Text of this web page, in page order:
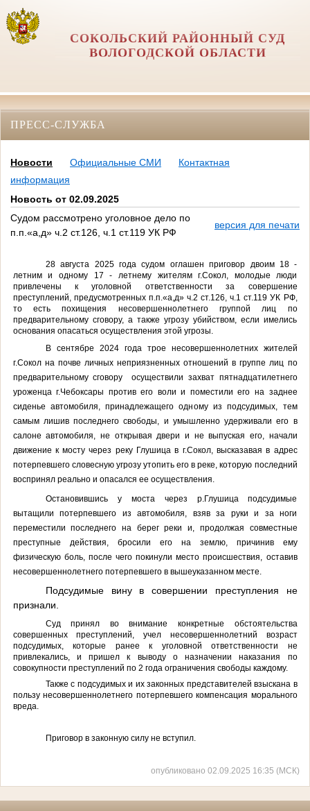
СОКОЛЬСКИЙ РАЙОННЫЙ СУД
ВОЛОГОДСКОЙ ОБЛАСТИ
ПРЕСС-СЛУЖБА
Новости Официальные СМИ
Контактная
информация
Новость от 02.09.2025
Судом рассмотрено уголовное дело по
п.п.«а,д» ч.2 ст.126, ч.1 ст.119 УК РФ
версия для печати
28 августа 2025 года судом оглашен приговор двоим 18 -
летним и одному 17 - летнему жителям г.Сокол, молодые люди
привлечены к уголовной ответственности за совершение
преступлений, предусмотренных п.п.«а,д» ч.2 ст.126, ч.1 ст.119 УК РФ,
то естьпохищения несовершеннолетнего группой лиц по
предварительному сговору, а также угрозу убийством, если имелись
основания опасаться осуществления этой угрозы.
В сентябре 2024 года трое несовершеннолетних жителей
г.Сокол на почве личных неприязненных отношений в группе лиц по
предварительному сговору осуществили захват пятнадцатилетнего
уроженца г.Чебоксары против его воли и поместили его на заднее
сиденье автомобиля, принадлежащего одному из подсудимых, тем
самым лишив последнего свободы, и умышленно удерживали его в
салоне автомобиля, не открывая двери и не выпуская его, начали
движение к мосту через реку Глушица в г.Сокол, высказавая в адрес
потерпевшего словесную угрозу утопить его в реке, которую последний
воспринял реально и опасался ее осуществления.
Остановившись у моста через р.Глушица подсудимые
вытащили потерпевшего из автомобиля, взяв за руки и за ноги
переместили последнего на берег реки и, продолжая совместные
преступные действия, бросили его на землю, причинив ему
физическую боль, после чего покинули место происшествия, оставив
несовершеннолетнего потерпевшего в вышеуказанном месте.
Подсудимые вину в совершении преступления не
признали.
Суд принял во внимание конкретные обстоятельства
совершенных преступлений, учел несовершеннолетний возраст
подсудимых, которые ранее к уголовной ответственности не
привлекались, и пришел к выводу о назначении наказания по
совокупности преступлений по 2 года ограничения свободы каждому.
Также с подсудимых и их законных представителей взыскана в
пользу несовершеннолетнего потерпевшего компенсация морального
вреда.
Приговор в законную силу не вступил.
опубликовано 02.09.2025 16:35 (МСК)